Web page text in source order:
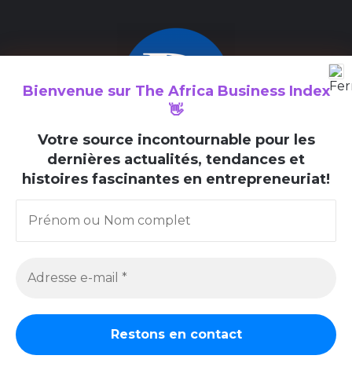
The Africa Business Index est un média consacré à la valorisation
des initiatives entrepreneuriales en Afrique et au sein de la
diaspora africaine.
Home
À Propos Contact Newsletter
Facebook
X LinkedinYouTubeInstagram
Bienvenue sur The Africa Business Index
👋
Votre source incontournable pour les
dernières actualités, tendances et
histoires fascinantes en entrepreneuriat!